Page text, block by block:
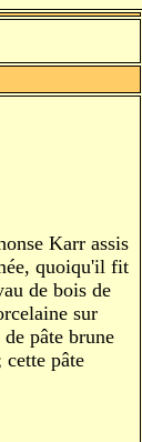
Karr assis
quoiqu'il fit
de bois de
sur
pâte brune
cette pâte